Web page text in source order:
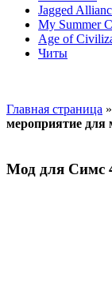
Jagged
My Summer
Age of
Читы
Главная страница »
мероприятие для
Мод для Симс